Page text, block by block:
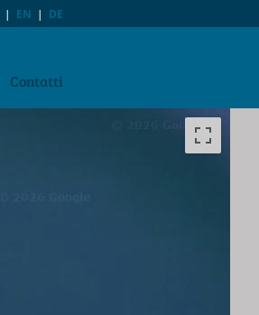
| EN | DE
Contatti